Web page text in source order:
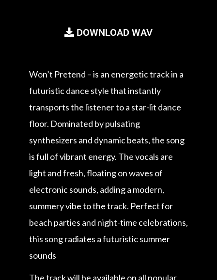
DOWNLOAD WAV
Won’t Pretend – is an energetic track in a
futuristic dance style that instantly
transports the listener to a star-lit dance
floor. Dominated by pulsating
synthesizers and dynamic beats, the song
is full of vibrant energy. The vocals are
light and fresh, floating on waves of
electronic sounds, adding a modern,
summery vibe to the track. Perfect for
beach parties and night-time celebrations,
this song radiates a futuristic summer
sounds
The track will be available on all popular